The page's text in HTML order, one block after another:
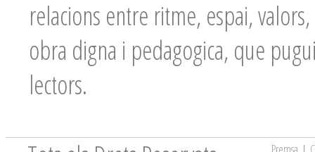
relacions entre ritme, espai,
obra digna i pedagogica, que
lectors.